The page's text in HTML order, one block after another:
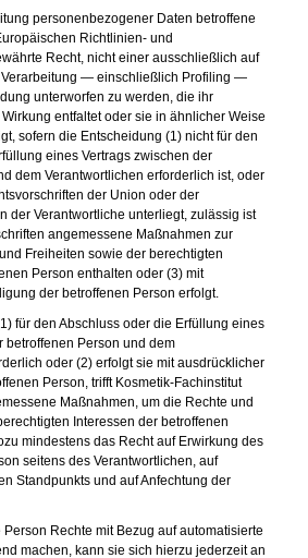
personenbezogener Daten betroffene
Richtlinien- und
Recht, nicht einer ausschließlich auf
Verarbeitung — einschließlich Profiling —
unterworfen zu werden, die ihr
entfaltet oder sie in ähnlicher Weise
sofern die Entscheidung (1) nicht für den
eines Vertrags zwischen der
dem Verantwortlichen erforderlich ist, oder
der Union oder der
der Verantwortliche unterliegt, zulässig ist
angemessene Maßnahmen zur
Freiheiten sowie der berechtigten
Person enthalten oder (3) mit
der betroffenen Person erfolgt.
für den Abschluss oder die Erfüllung eines
betroffenen Person und dem
oder (2) erfolgt sie mit ausdrücklicher
Person, trifft Kosmetik-Fachinstitut
Maßnahmen, um die Rechte und
Interessen der betroffenen
mindestens das Recht auf Erwirkung des
seitens des Verantwortlichen, auf
Standpunkts und auf Anfechtung der
Person Rechte mit Bezug auf automatisierte
machen, kann sie sich hierzu jederzeit an